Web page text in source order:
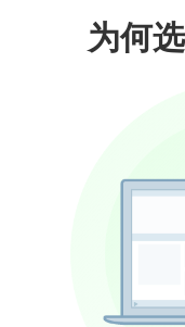
为何